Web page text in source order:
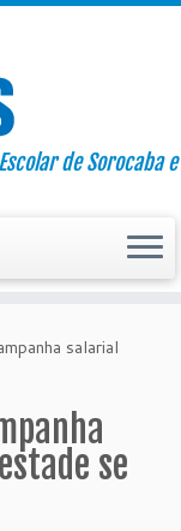
de Sorocaba e
salarial
se